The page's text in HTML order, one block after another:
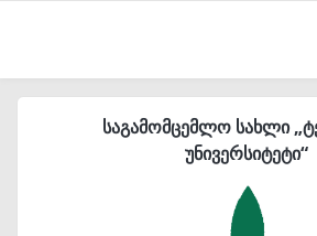
საგამომცემლო სახლი
უნივერსიტეტი“